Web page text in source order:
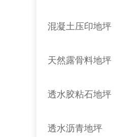
混凝土压印地坪
天然露骨料地坪
透水胶粘石地坪
透水沥青地坪